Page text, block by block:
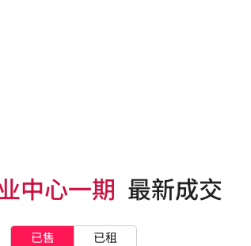
中心一期 最新成交
已售
已租